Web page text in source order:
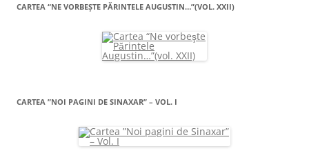
CARTEA “NE VORBEŞTE PĂRINTELE AUGUSTIN…”(VOL. XXII)
CARTEA ”NOI PAGINI DE SINAXAR” – VOL. I